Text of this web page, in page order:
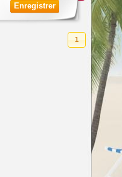
Enregistrer
1